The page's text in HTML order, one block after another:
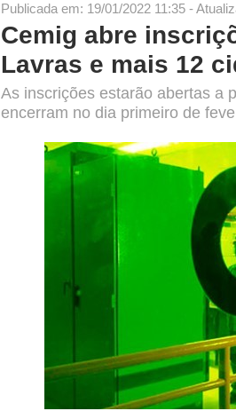
Publicada em: 19/01/2022 11:35 -
Cemig abre
Lavras e mais 12
As inscrições estarão abertas a
encerram no dia primeiro de